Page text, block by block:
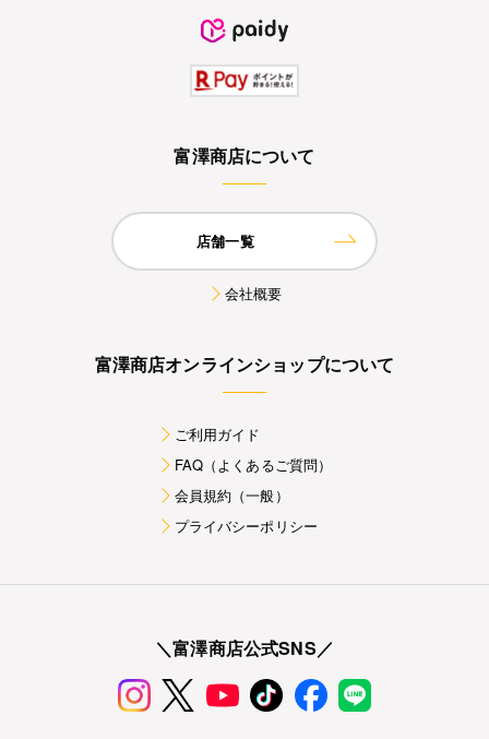
富澤商店について
店舗一覧
会社概要
富澤商店オンラインショップについて
ご利用ガイド
FAQ（よくあるご質問）
会員規約（一般）
プライバシーポリシー
＼富澤商店公式SNS／